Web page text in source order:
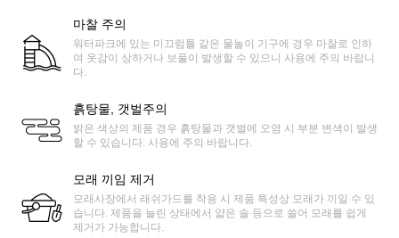
마찰 주의
워터파크에 있는 미끄럼틀 같은 물놀이 기구에 경우 마찰로 인하
여 옷감이 상하거나 보풀이 발생할 수 있으니 사용에 주의 바랍니
다.
흙탕물, 갯벌주의
밝은 색상의 제품 경우 흙탕물과 갯벌에 오염 시 부분 변색이 발생
할 수 있습니다. 사용에 주의 바랍니다.
모래 끼임 제거
모래사장에서 래쉬가드를 착용 시 제품 특성상 모래가 끼일 수 있
습니다. 제품을 늘린 상태에서 얇은 솔 등으로 쓸어 모래를 쉽게
제거가 가능합니다.